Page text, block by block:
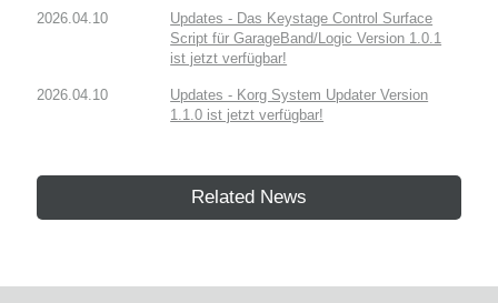
2026.04.10
Updates - Das Keystage Control Surface
Script für GarageBand/Logic Version 1.0.1
ist jetzt verfügbar!
2026.04.10
Updates - Korg System Updater Version
1.1.0 ist jetzt verfügbar!
Related News